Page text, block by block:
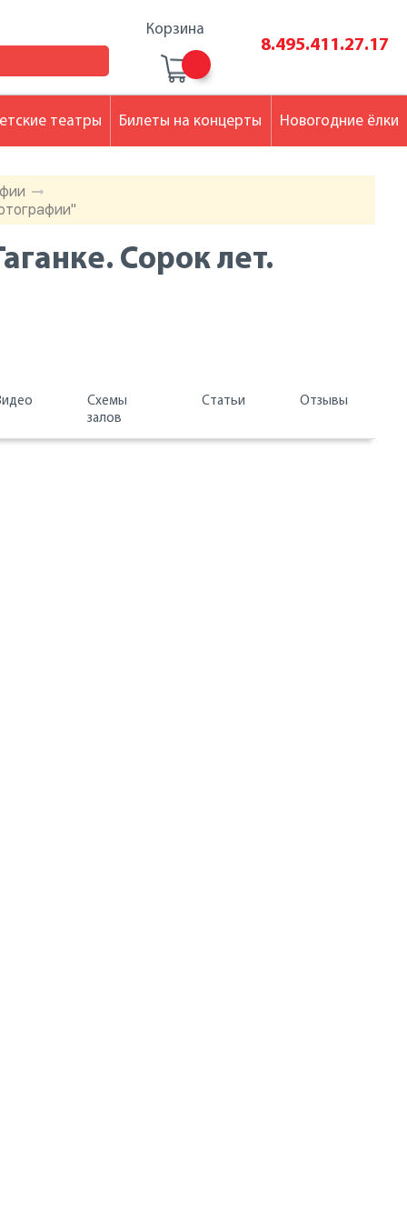
Корзина
8.495.411.27.17
Сорок лет.
Схемы
залов
Статьи Отзывы
театры Билеты на концерты Новогодние ёлки